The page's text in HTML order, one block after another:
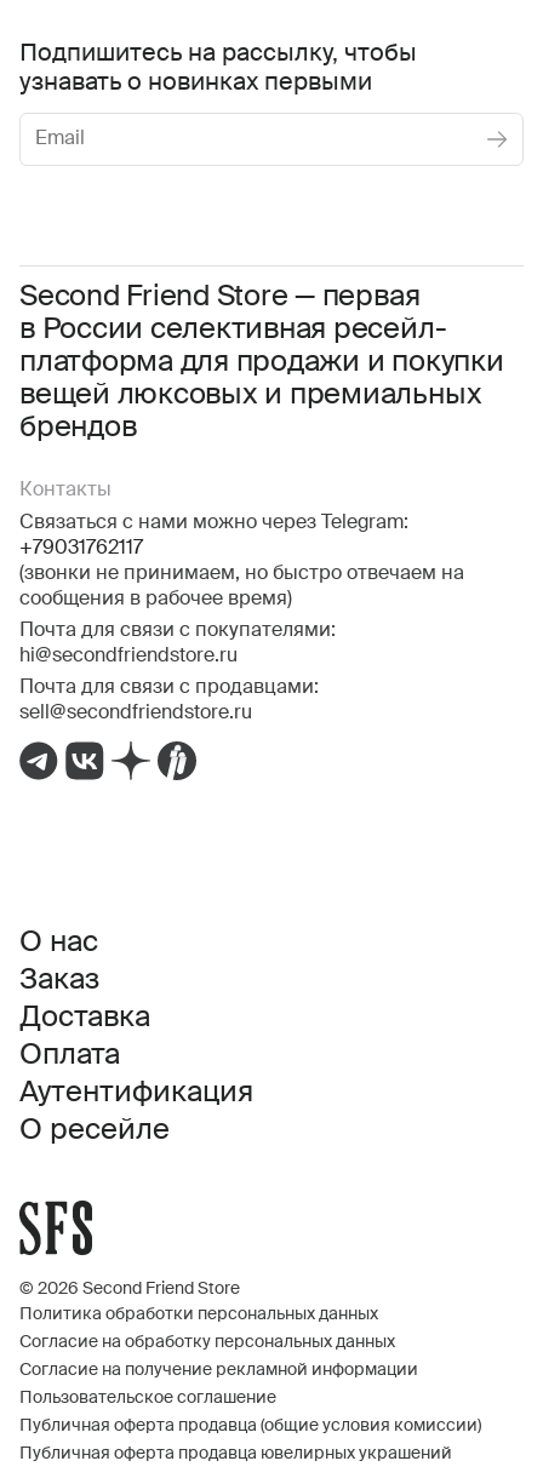
Second Friend Store — первая
в России селективная ресейл-
платформа для продажи и покупки
вещей люксовых и премиальных
брендов
Контакты
Связаться с нами можно через Telegram:
+79031762117
(звонки не принимаем, но быстро отвечаем на
сообщения в рабочее время)
Почта для связи с покупателями:
hi@secondfriendstore.ru
Почта для связи с продавцами:
sell@secondfriendstore.ru
Подпишитесь на рассылку, чтобы
узнавать о новинках первыми
Соглашаюсь с условиями Пользовательского соглашения
Даю согласие на получение рекламной информации.
О нас
Заказ
Доставка
Оплата
Аутентификация
О ресейле
© 2026 Second Friend Store
Политика обработки персональных данных
Согласие на обработку персональных данных
Согласие на получение рекламной информации
Пользовательское соглашение
Публичная оферта продавца (общие условия комиссии)
Публичная оферта продавца ювелирных украшений